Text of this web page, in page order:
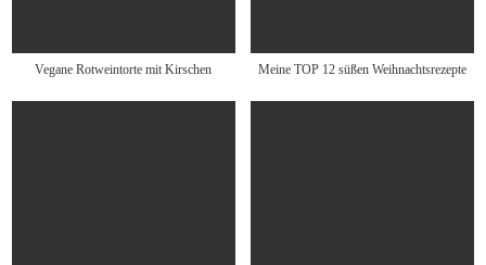
Vegane Rotweintorte mit Kirschen Meine TOP 12 süßen Weihnachtsrezepte